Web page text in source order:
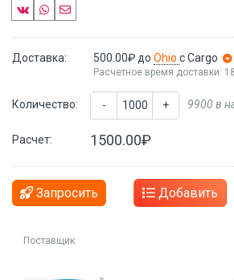
Доставка: 500.00₽ до Ohio с Cargo
Расчетное время доставки:
Количество: - + 9900 в
Расчет: 1500.00₽
Запросить Добавить
Поставщик